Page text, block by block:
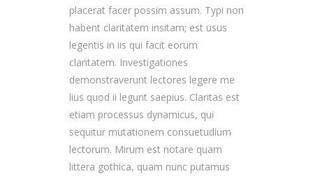
placerat facer possim assum. Typi non
habent claritatem insitam; est usus
legentis in iis qui facit eorum
claritatem. Investigationes
demonstraverunt lectores legere me
lius quod ii legunt saepius. Claritas est
etiam processus dynamicus, qui
sequitur mutationem consuetudium
lectorum. Mirum est notare quam
littera gothica, quam nunc putamus